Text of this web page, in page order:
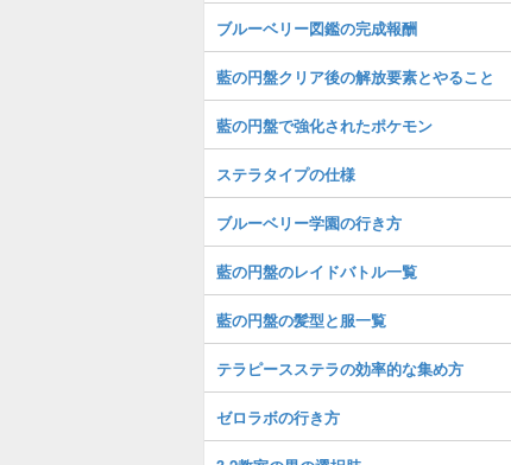
ブルーベリー図鑑の完成報酬
藍の円盤クリア後の解放要素とやること
藍の円盤で強化されたポケモン
ステラタイプの仕様
ブルーベリー学園の行き方
藍の円盤のレイドバトル一覧
藍の円盤の髪型と服一覧
テラピースステラの効率的な集め方
ゼロラボの行き方